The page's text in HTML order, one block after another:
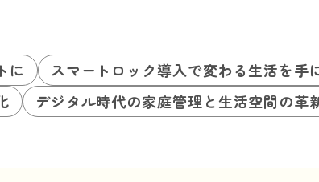
に
スマートロック導入で変わる生活を手
デジタル時代の家庭管理と生活空間の革